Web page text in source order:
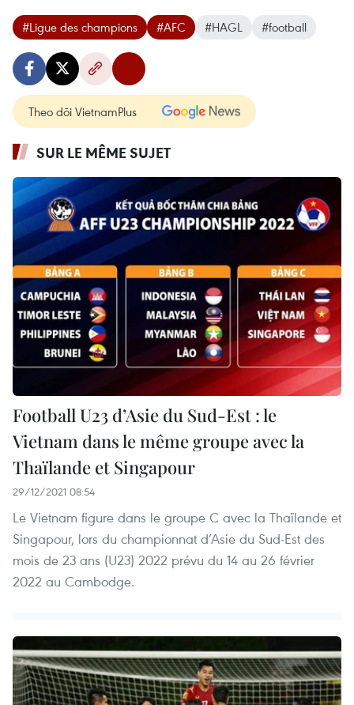
#Ligue des champions #AFC #HAGL #football
Theo dõi VietnamPlus
SUR LE MÊME SUJET
Football U23 d’Asie du Sud-Est : le
Vietnam dans le même groupe avec la
Thaïlande et Singapour
29/12/2021 08:54
Le Vietnam figure dans le groupe C avec la Thaïlande et
Singapour, lors du championnat d’Asie du Sud-Est des
mois de 23 ans (U23) 2022 prévu du 14 au 26 février
2022 au Cambodge.